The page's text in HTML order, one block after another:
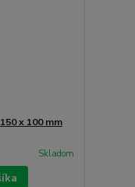
x 100 mm
Skladom